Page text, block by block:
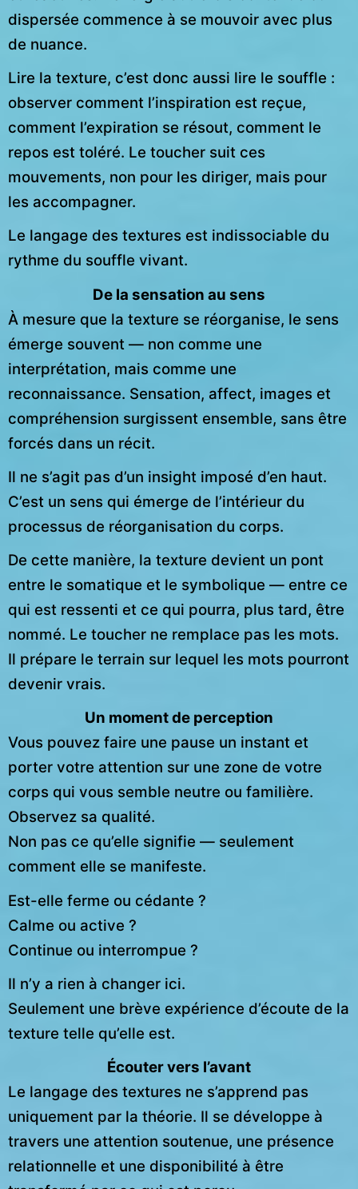
dispersée commence à se mouvoir avec plus
de nuance.
Lire la texture, c’est donc aussi lire le souffle :
observer comment l’inspiration est reçue,
comment l’expiration se résout, comment le
repos est toléré. Le toucher suit ces
mouvements, non pour les diriger, mais pour
les accompagner.
Le langage des textures est indissociable du
rythme du souffle vivant.
De la sensation au sens
À mesure que la texture se réorganise, le sens
émerge souvent — non comme une
interprétation, mais comme une
reconnaissance. Sensation, affect, images et
compréhension surgissent ensemble, sans être
forcés dans un récit.
Il ne s’agit pas d’un insight imposé d’en haut.
C’est un sens qui émerge de l’intérieur du
processus de réorganisation du corps.
De cette manière, la texture devient un pont
entre le somatique et le symbolique — entre ce
qui est ressenti et ce qui pourra, plus tard, être
nommé. Le toucher ne remplace pas les mots.
Il prépare le terrain sur lequel les mots pourront
devenir vrais.
Un moment de perception
Vous pouvez faire une pause un instant et
porter votre attention sur une zone de votre
corps qui vous semble neutre ou familière.
Observez sa qualité.
Non pas ce qu’elle signifie — seulement
comment elle se manifeste.
Est-elle ferme ou cédante ?
Calme ou active ?
Continue ou interrompue ?
Il n’y a rien à changer ici.
Seulement une brève expérience d’écoute de la
texture telle qu’elle est.
Écouter vers l’avant
Le langage des textures ne s’apprend pas
uniquement par la théorie. Il se développe à
travers une attention soutenue, une présence
relationnelle et une disponibilité à être